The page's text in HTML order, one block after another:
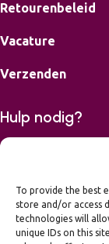
To provide the best
store and/or access
technologies will
unique IDs on this
Retourenbeleid
Vacature
Verzenden
Hulp nodig?
Bereikbaar op
06 42426867
mail